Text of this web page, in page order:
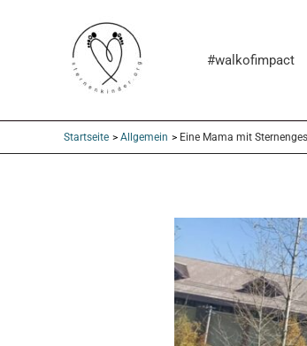
#walkofimpact
Startseite Allgemein Eine Mama mit